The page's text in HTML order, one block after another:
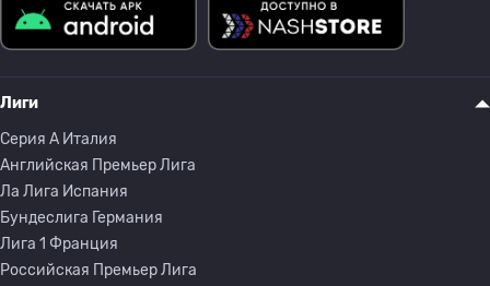
Лиги
Серия A Италия
Английская Премьер Лига
Ла Лига Испания
Бундеслига Германия
Лига 1 Франция
Российская Премьер Лига